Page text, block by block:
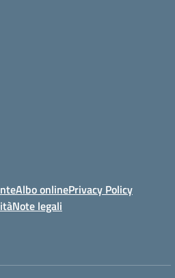
Albo onlinePrivacy Policy
Note legali